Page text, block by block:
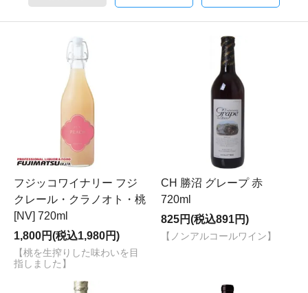
フジッコワイナリー フジ
クレール・クラノオト・桃
[NV] 720ml
1,800円(税込1,980円)
【桃を生搾りした味わいを目
指しました】
CH 勝沼 グレープ 赤
720ml
825円(税込891円)
【ノンアルコールワイン】